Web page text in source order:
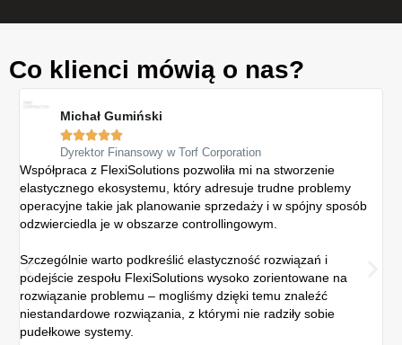
Co klienci mówią o nas?
Michał Gumiński

Dyrektor Finansowy w Torf Corporation
Współpraca z FlexiSolutions pozwoliła mi na stworzenie
elastycznego ekosystemu, który adresuje trudne problemy
operacyjne takie jak planowanie sprzedaży i w spójny sposób
odzwierciedla je w obszarze controllingowym.
Szczególnie warto podkreślić elastyczność rozwiązań i
podejście zespołu FlexiSolutions wysoko zorientowane na
rozwiązanie problemu – mogliśmy dzięki temu znaleźć
niestandardowe rozwiązania, z którymi nie radziły sobie
pudełkowe systemy.